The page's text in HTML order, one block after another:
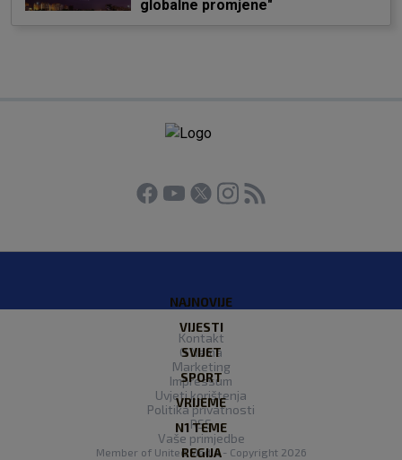
globalne promjene"
NAJNOVIJE
VIJESTI
SVIJET
SPORT
VRIJEME
N1 TEME
REGIJA
Kontakt
O Nama
Marketing
Impressum
Uvjeti korištenja
Politika privatnosti
RSS
Vaše primjedbe
Member of United Media- Copyright 2026